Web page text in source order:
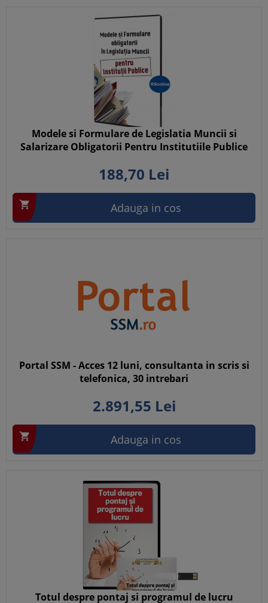
Modele si Formulare de Legislatia Muncii si
Salarizare Obligatorii Pentru Institutiile Publice
188,70 Lei
 Adauga in cos
Portal SSM - Acces 12 luni, consultanta in scris si
telefonica, 30 intrebari
2.891,55 Lei
 Adauga in cos
Totul despre pontaj si programul de lucru